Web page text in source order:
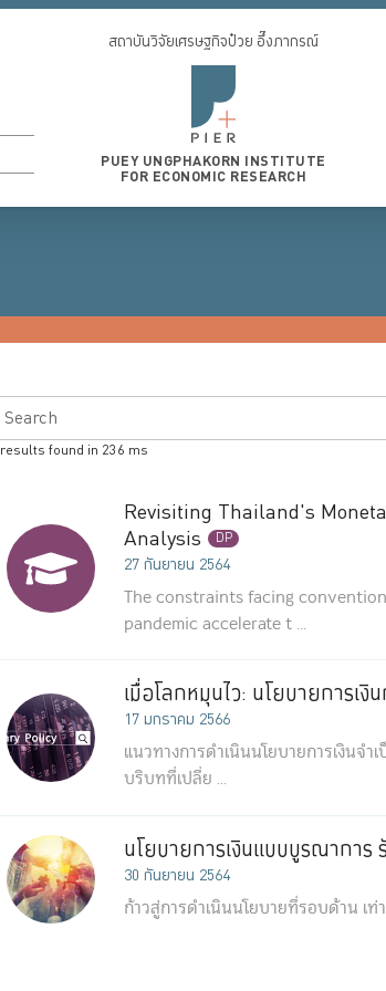
สถาบันวิจัยเศรษฐกิจป๋วย อึ๊งภากรณ์
PUEY UNGPHAKORN INSTITUTE
FOR ECONOMIC RESEARCH
Search
results found in 236 ms
Revisiting Thailand's
Analysis
DP
27 กันยายน 2564
The constraints facing
pandemic accelerate t ...
เมื่อโลกหมุนไว: นโยบายการเ
17 มกราคม 2566
แนวทางการดำเนินนโยบายการเงินจ
บริบทที่เปลี่ย ...
นโยบายการเงินแบบบูรณาการ
30 กันยายน 2564
ก้าวสู่การดำเนินนโยบายที่รอบด้าน เ